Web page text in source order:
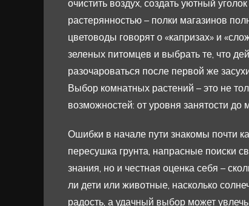
очистить воздух, создать уютный
растерянностью – полки магазинов
цветоводы говорят о «капризах» и
зеленых питомцев и выбрать те, что
разочароваться после первой же
Выбор комнатных растений – это не
возможностей: от уровня занятости до
Ошибки в начале пути знакомы почти
пересушка грунта, напрасные поиски
знания, но и честная оценка себя –
ли дети или животные, насколько
радость, а удачный выбор может